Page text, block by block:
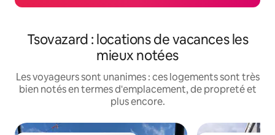
Tsovazard : locations de vacances les
mieux notées
Les voyageurs sont unanimes : ces logements sont très
bien notés en termes d'emplacement, de propreté et
plus encore.